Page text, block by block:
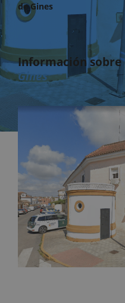
de Gines
Información
Gines